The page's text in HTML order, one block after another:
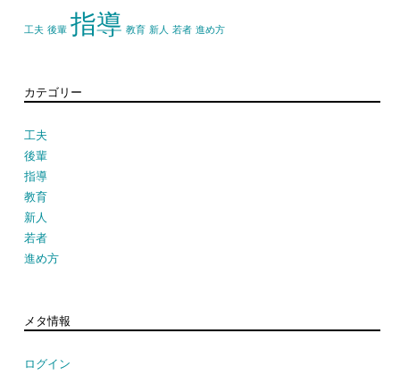
工夫 後輩 指導 教育 新人 若者 進め方
カテゴリー
工夫
後輩
指導
教育
新人
若者
進め方
メタ情報
ログイン